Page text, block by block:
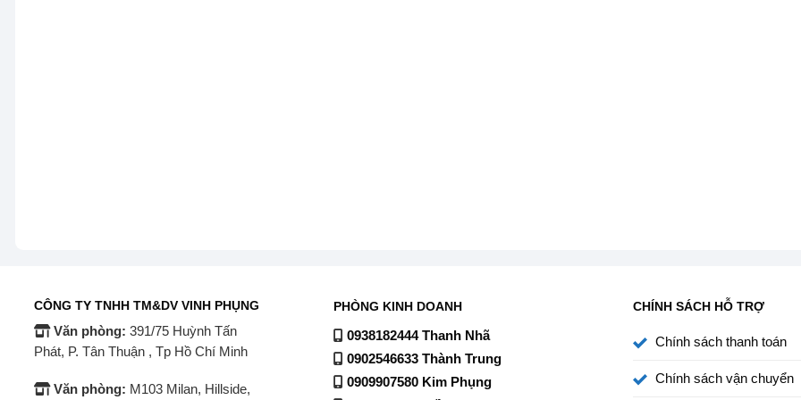
CÔNG TY TNHH TM&DV VINH PHỤNG
Văn phòng: 391/75 Huỳnh Tấn
Phát, P. Tân Thuận , Tp Hồ Chí Minh
Văn phòng: M103 Milan, Hillside,
PHÒNG KINH DOANH
0938182444 Thanh Nhã
0902546633 Thành Trung
0909907580 Kim Phụng
CHÍNH SÁCH HỖ TRỢ
Chính sách thanh toán
Chính sách vận chuyển